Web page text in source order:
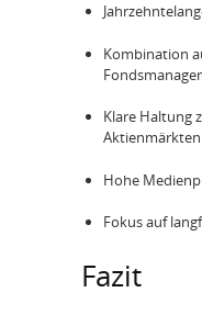
Kombination
Klare Haltung
Aktienmärkten
Hohe
Fokus auf
Fazit